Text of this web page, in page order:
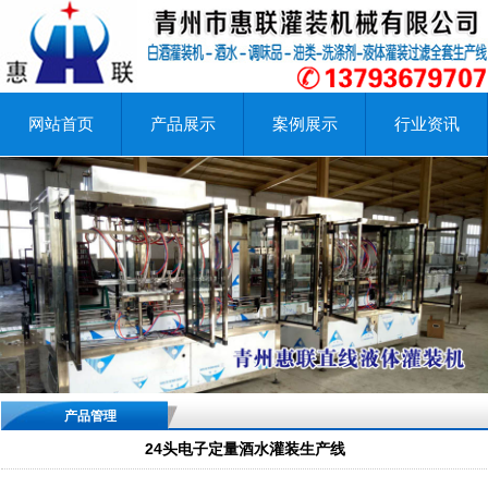
网站首页 产品展示 案例展示 行业资讯
产品管理
24头电子定量酒水灌装生产线